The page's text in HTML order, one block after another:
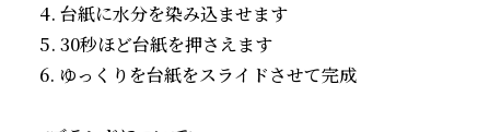
4. 台紙に水分を染み込ませます
5. 30秒ほど台紙を押さえます
6. ゆっくりを台紙をスライドさせて完成